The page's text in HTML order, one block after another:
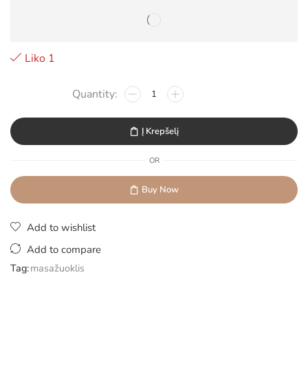
Liko 1
Į Krepšelį
OR
Buy Now
Add to wishlist
Add to compare
Tag:masažuoklis